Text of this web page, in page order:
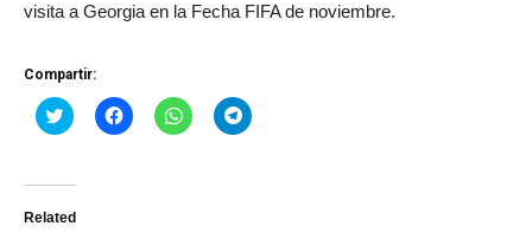
visita a Georgia en la Fecha FIFA de noviembre.
Compartir:
Haz
clic
Twitter
abre
Haz
clic
Haz
clic
Haz
clic
Related